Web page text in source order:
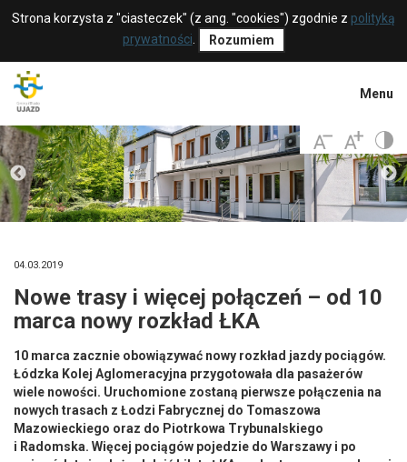
Strona korzysta z "ciasteczek" (z ang. "cookies") zgodnie z polityką
prywatności
Rozumiem
Menu
04.03.2019
Nowe trasy i więcej połączeń – od 10
marca nowy rozkład ŁKA
10 marca zacznie obowiązywać nowy rozkład jazdy pociągów.
Łódzka Kolej Aglomeracyjna przygotowała dla pasażerów
wiele nowości. Uruchomione zostaną pierwsze połączenia na
nowych trasach z Łodzi Fabrycznej do Tomaszowa
Mazowieckiego oraz do Piotrkowa Trybunalskiego
i Radomska. Więcej pociągów pojedzie do Warszawy i po